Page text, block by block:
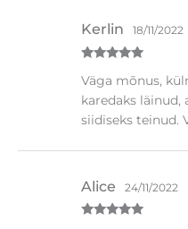
5/ 5
Kerlin 18/11/2022
Väga mõnus,
karedaks läinud,
siidiseks teinud.
Alice 24/11/2022